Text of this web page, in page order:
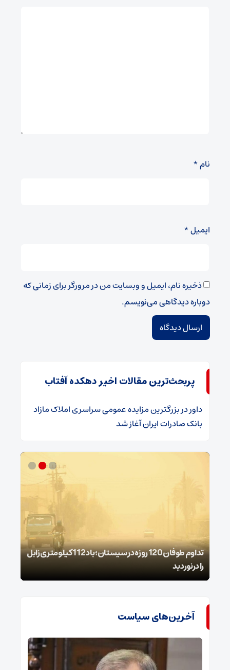
نام*
ایمیل*
ذخیره نام، ایمیل و وبسایت من در مرورگر برای زمانی که
دوباره دیدگاهی می‌نویسم.
پربحث‌ترین مقالات اخیر دهکده آفتاب
داوردر​بزرگترین مزایده عمومی سراسری املاک مازاد
بانک صادرات ایران آغاز شد
تداوم طوفان 120 روزه در سیستان؛ باد 112 کیلومتری ‌زابل
را درنوردید
آخرین‌های سیاست